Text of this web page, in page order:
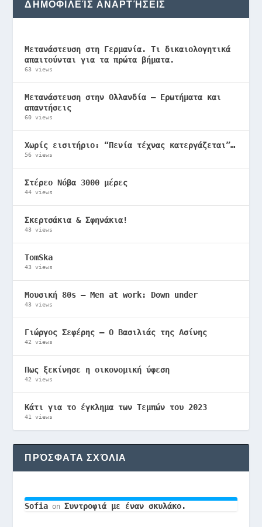
ΔΗΜΟΦΙΛΕΊΣ ΑΝΑΡΤΉΣΕΙΣ
Μετανάστευση στη Γερμανία. Τι δικαιολογητικά
απαιτούνται για τα πρώτα βήματα.
63 views
Μετανάστευση στην Ολλανδία – Ερωτήματα και
απαντήσεις
60 views
Χωρίς εισιτήριο: “Πενία τέχνας κατεργάζεται”…
56 views
Στέρεο Νόβα 3000 μέρες
44 views
Σκερτσάκια & Σφηνάκια!
43 views
TomSka
43 views
Μουσική 80s – Men at work: Down under
43 views
Γιώργος Σεφέρης – Ο Βασιλιάς της Ασίνης
42 views
Πως ξεκίνησε η οικονομική ύφεση
42 views
Κάτι για το έγκλημα των Τεμπών του 2023
41 views
ΠΡΌΣΦΑΤΑ ΣΧΌΛΙΑ
Sofia onΣυντροφιά με έναν σκυλάκο.